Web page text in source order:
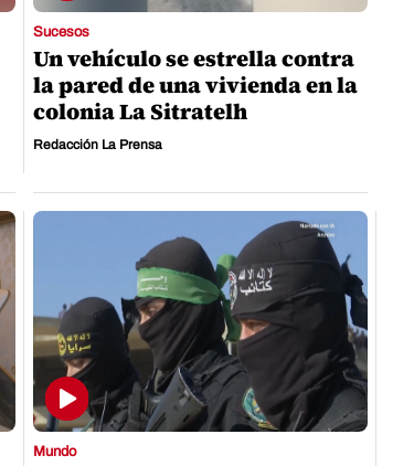
Sucesos
Un vehículo se estrella contra
la pared de una vivienda en la
colonia La Sitratelh
Redacción La Prensa
Mundo